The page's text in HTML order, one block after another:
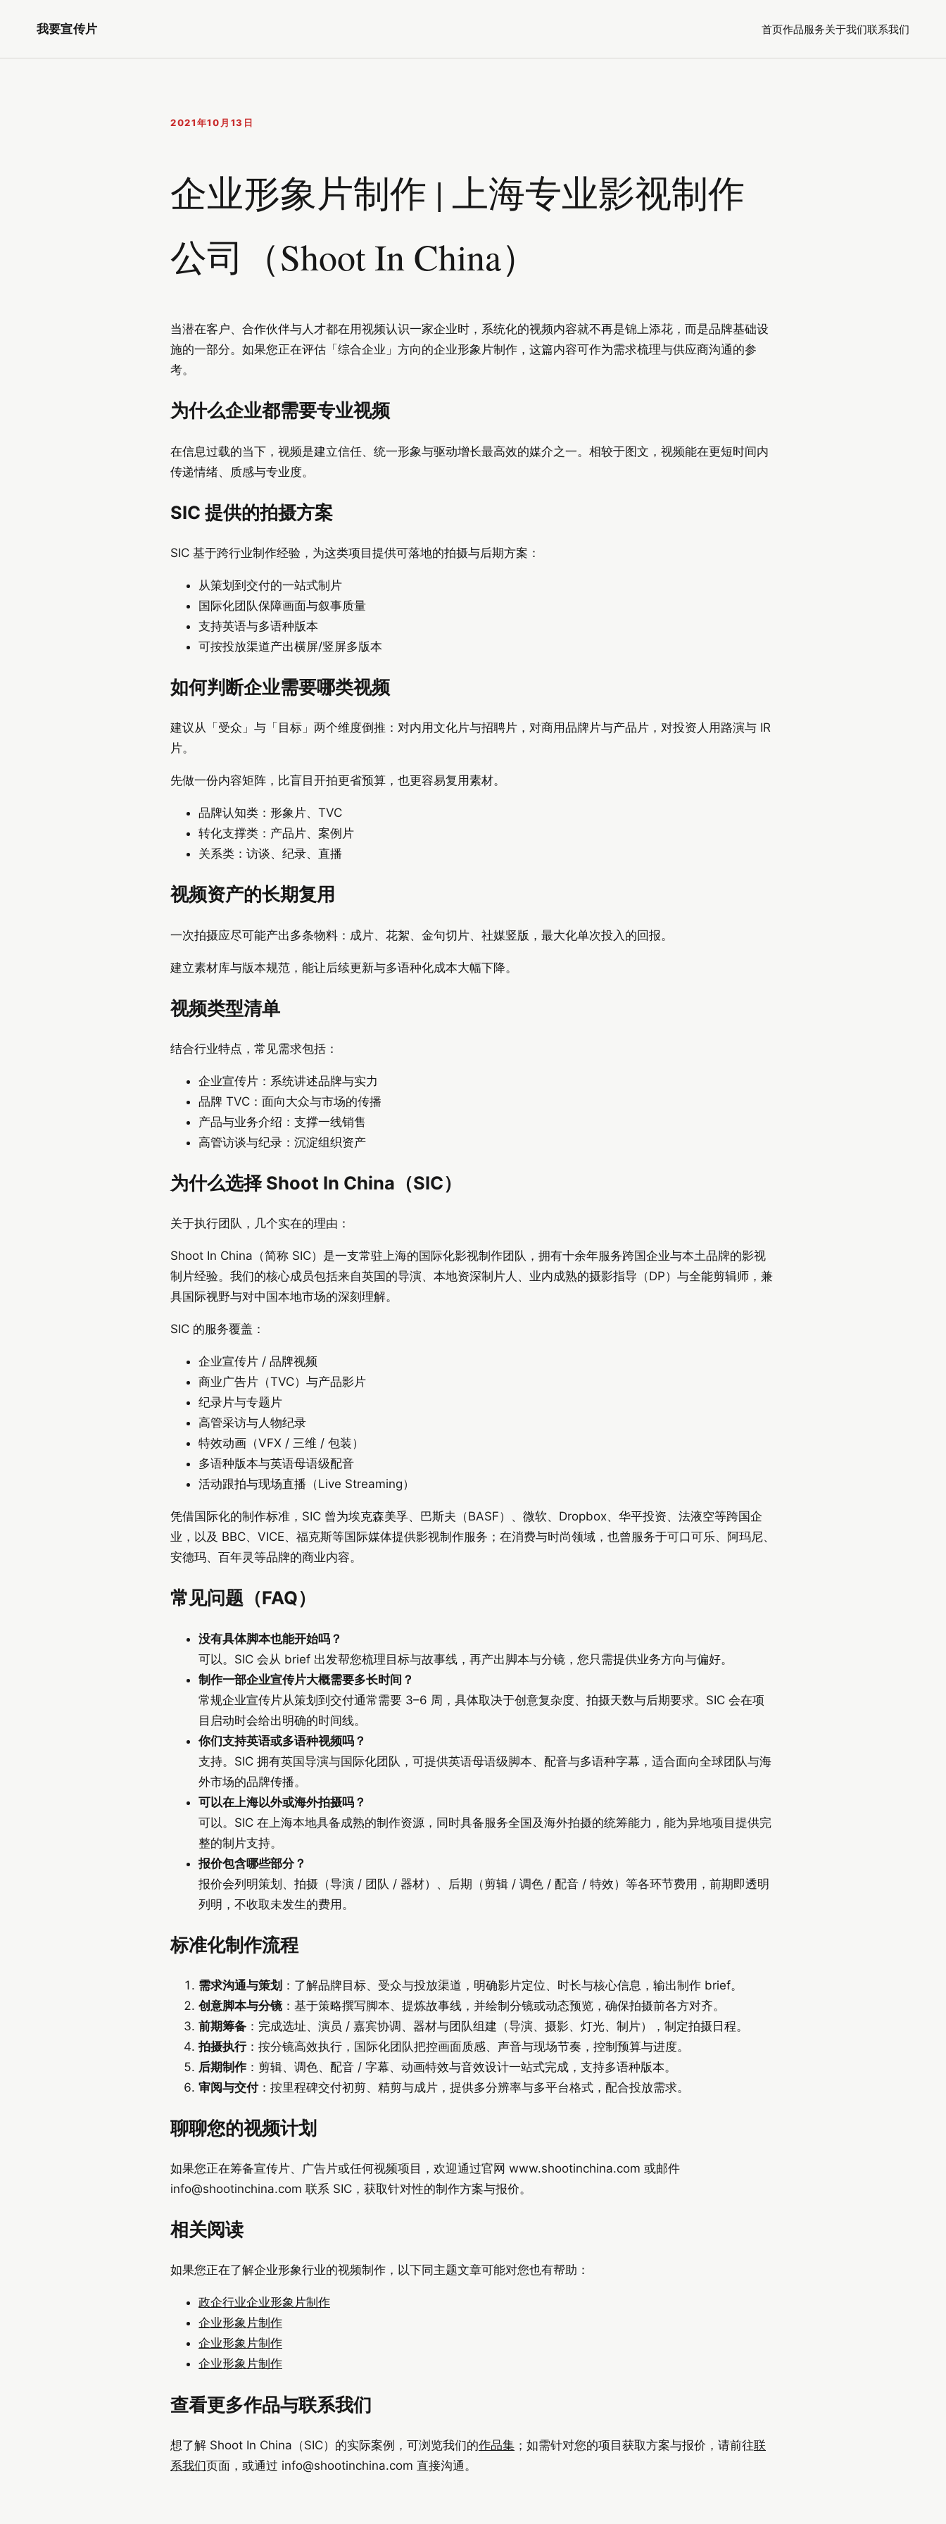
我要宣传片 首页作品服务关于我们联系我们
2021年10月13日
企业形象片制作 | 上海专业影视制作
公司（Shoot In China）
当潜在客户、合作伙伴与人才都在用视频认识一家企业时，系统化的视频内容就不再是锦上添花，而是品牌基础设
施的一部分。如果您正在评估「综合企业」方向的企业形象片制作，这篇内容可作为需求梳理与供应商沟通的参
考。
为什么企业都需要专业视频
在信息过载的当下，视频是建立信任、统一形象与驱动增长最高效的媒介之一。相较于图文，视频能在更短时间内
传递情绪、质感与专业度。
SIC 提供的拍摄方案
SIC 基于跨行业制作经验，为这类项目提供可落地的拍摄与后期方案：
从策划到交付的一站式制片
国际化团队保障画面与叙事质量
支持英语与多语种版本
可按投放渠道产出横屏/竖屏多版本
如何判断企业需要哪类视频
建议从「受众」与「目标」两个维度倒推：对内用文化片与招聘片，对商用品牌片与产品片，对投资人用路演与 IR
片。
先做一份内容矩阵，比盲目开拍更省预算，也更容易复用素材。
品牌认知类：形象片、TVC
转化支撑类：产品片、案例片
关系类：访谈、纪录、直播
视频资产的长期复用
一次拍摄应尽可能产出多条物料：成片、花絮、金句切片、社媒竖版，最大化单次投入的回报。
建立素材库与版本规范，能让后续更新与多语种化成本大幅下降。
视频类型清单
结合行业特点，常见需求包括：
企业宣传片：系统讲述品牌与实力
品牌 TVC：面向大众与市场的传播
产品与业务介绍：支撑一线销售
高管访谈与纪录：沉淀组织资产
为什么选择 Shoot In China（SIC）
关于执行团队，几个实在的理由：
Shoot In China（简称 SIC）是一支常驻上海的国际化影视制作团队，拥有十余年服务跨国企业与本土品牌的影视
制片经验。我们的核心成员包括来自英国的导演、本地资深制片人、业内成熟的摄影指导（DP）与全能剪辑师，兼
具国际视野与对中国本地市场的深刻理解。
SIC 的服务覆盖：
企业宣传片 / 品牌视频
商业广告片（TVC）与产品影片
纪录片与专题片
高管采访与人物纪录
特效动画（VFX / 三维 / 包装）
多语种版本与英语母语级配音
活动跟拍与现场直播（Live Streaming）
凭借国际化的制作标准，SIC 曾为埃克森美孚、巴斯夫（BASF）、微软、Dropbox、华平投资、法液空等跨国企
业，以及 BBC、VICE、福克斯等国际媒体提供影视制作服务；在消费与时尚领域，也曾服务于可口可乐、阿玛尼、
安德玛、百年灵等品牌的商业内容。
常见问题（FAQ）
没有具体脚本也能开始吗？
可以。SIC 会从 brief 出发帮您梳理目标与故事线，再产出脚本与分镜，您只需提供业务方向与偏好。
制作一部企业宣传片大概需要多长时间？
常规企业宣传片从策划到交付通常需要 3–6 周，具体取决于创意复杂度、拍摄天数与后期要求。SIC 会在项
目启动时会给出明确的时间线。
你们支持英语或多语种视频吗？
支持。SIC 拥有英国导演与国际化团队，可提供英语母语级脚本、配音与多语种字幕，适合面向全球团队与海
外市场的品牌传播。
可以在上海以外或海外拍摄吗？
可以。SIC 在上海本地具备成熟的制作资源，同时具备服务全国及海外拍摄的统筹能力，能为异地项目提供完
整的制片支持。
报价包含哪些部分？
报价会列明策划、拍摄（导演 / 团队 / 器材）、后期（剪辑 / 调色 / 配音 / 特效）等各环节费用，前期即透明
列明，不收取未发生的费用。
标准化制作流程
需求沟通与策划 ：了解品牌目标、受众与投放渠道，明确影片定位、时长与核心信息，输出制作 brief。
创意脚本与分镜：基于策略撰写脚本、提炼故事线，并绘制分镜或动态预览，确保拍摄前各方对齐。
前期筹备 ：完成选址、演员 / 嘉宾协调、器材与团队组建（导演、摄影、灯光、制片），制定拍摄日程。
拍摄执行：按分镜高效执行，国际化团队把控画面质感、声音与现场节奏，控制预算与进度。
后期制作：剪辑、调色、配音 / 字幕、动画特效与音效设计一站式完成，支持多语种版本。
审阅与交付：按里程碑交付初剪、精剪与成片，提供多分辨率与多平台格式，配合投放需求。
聊聊您的视频计划
如果您正在筹备宣传片、广告片或任何视频项目，欢迎通过官网 www.shootinchina.com 或邮件
info@shootinchina.com 联系 SIC，获取针对性的制作方案与报价。
相关阅读
如果您正在了解企业形象行业的视频制作，以下同主题文章可能对您也有帮助：
政企行业企业形象片制作
企业形象片制作
企业形象片制作
企业形象片制作
查看更多作品与联系我们
想了解 Shoot In China（SIC）的实际案例，可浏览我们的作品集 ；如需针对您的项目获取方案与报价，请前往联
系我们页面，或通过 info@shootinchina.com 直接沟通。